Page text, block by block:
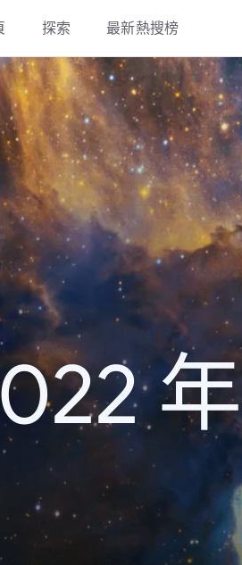
探索 最新熱搜榜